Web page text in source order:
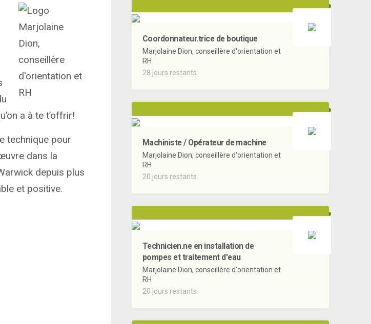
a à te t’offrir!
technique pour
dans la
depuis plus
et positive.
Coordonnateur.trice de boutique
Marjolaine Dion, conseillère d'orientation et
RH
28 jours restants
Machiniste / Opérateur de machine
Marjolaine Dion, conseillère d'orientation et
RH
20 jours restants
Technicien.ne en installation de
pompes et traitement d'eau
Marjolaine Dion, conseillère d'orientation et
RH
20 jours restants